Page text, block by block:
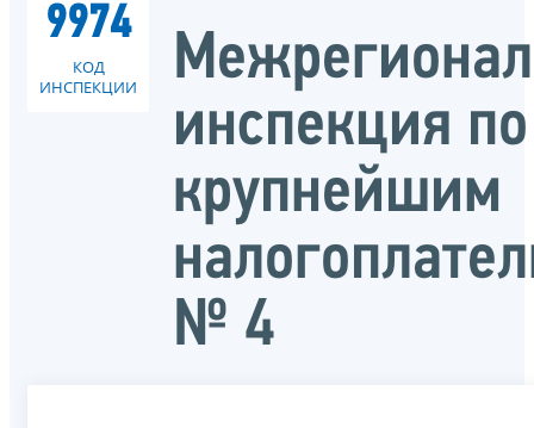
9974
КОД
ИНСПЕКЦИИ
инспекция по
крупнейшим
№ 4